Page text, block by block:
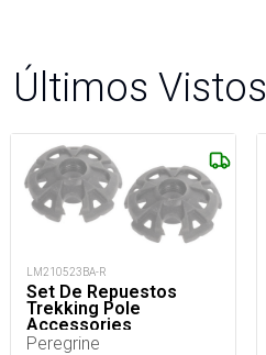
Últimos Vistos
LM210523BA-R
Set De Repuestos
Trekking Pole
Accessories
Peregrine